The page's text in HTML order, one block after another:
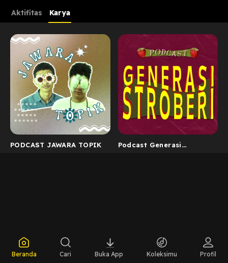
Aktifitas Karya
PODCAST JAWARA TOPIK
Podcast Generasi
Beranda Cari Buka App Koleksimu Profil